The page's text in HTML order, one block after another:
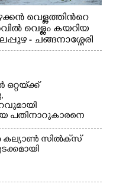
വെള്ളത്തിൻറെ
വെള്ളം കയറിയ
- ചങ്ങനാശ്ശേരി
പോകുന്ന
ഒറ്റയ്‌ക്ക്
പതിനാറുകാരനെ
സിറ്റിയിൽ
കല്യാൺ സിൽക്‌സ്